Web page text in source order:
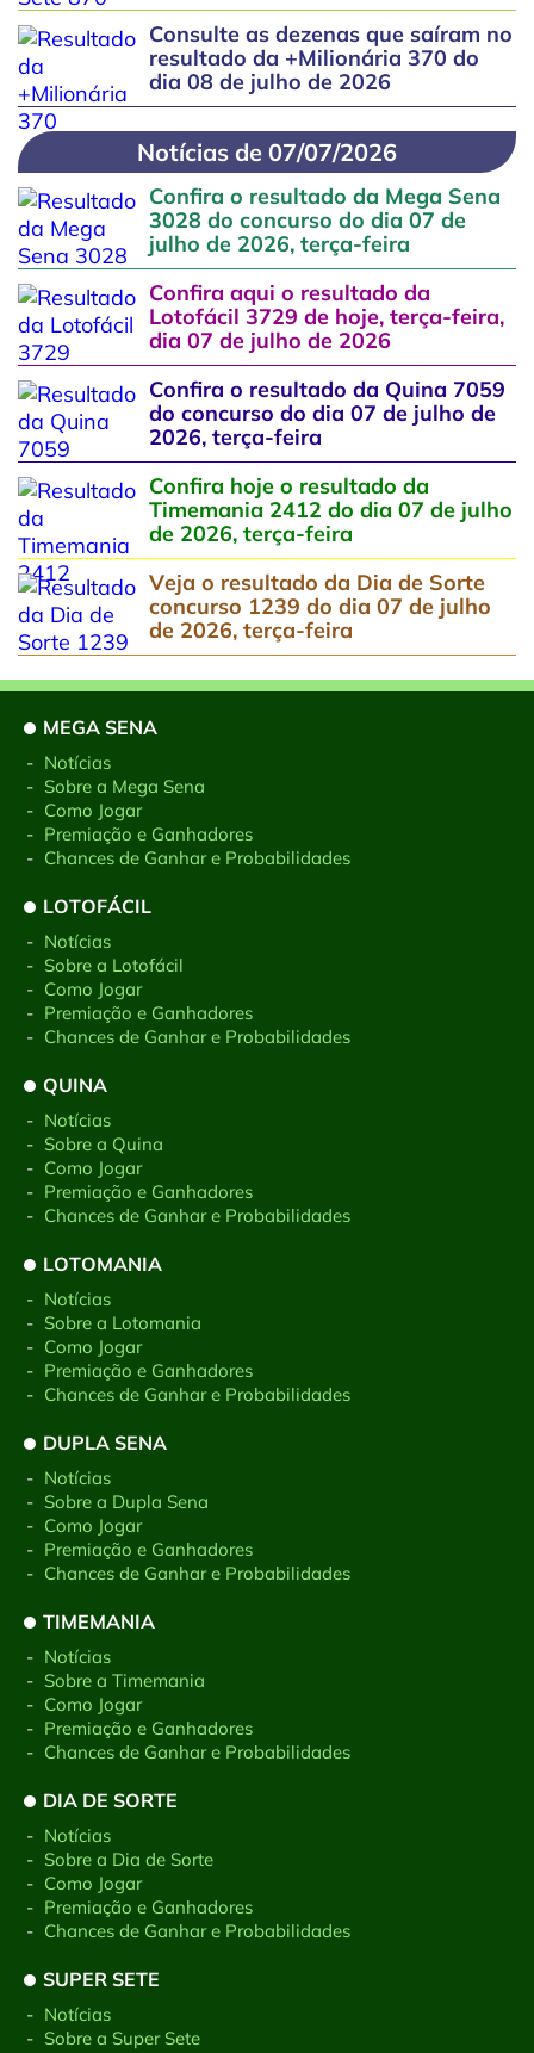
Consulte as dezenas que saíram no
resultado da +Milionária 370 do
dia 08 de julho de 2026
Notícias de 07/07/2026
Confira o resultado da Mega Sena
3028 do concurso do dia 07 de
julho de 2026, terça-feira
Confira aqui o resultado da
Lotofácil 3729 de hoje, terça-feira,
dia 07 de julho de 2026
Confira o resultado da Quina 7059
do concurso do dia 07 de julho de
2026, terça-feira
Confira hoje o resultado da
Timemania 2412 do dia 07 de julho
de 2026, terça-feira
Veja o resultado da Dia de Sorte
concurso 1239 do dia 07 de julho
de 2026, terça-feira
MEGA SENA
- Notícias
- Sobre a Mega Sena
- Como Jogar
- Premiação e Ganhadores
- Chances de Ganhar e Probabilidades
LOTOFÁCIL
- Notícias
- Sobre a Lotofácil
- Como Jogar
- Premiação e Ganhadores
- Chances de Ganhar e Probabilidades
QUINA
- Notícias
- Sobre a Quina
- Como Jogar
- Premiação e Ganhadores
- Chances de Ganhar e Probabilidades
LOTOMANIA
- Notícias
- Sobre a Lotomania
- Como Jogar
- Premiação e Ganhadores
- Chances de Ganhar e Probabilidades
DUPLA SENA
- Notícias
- Sobre a Dupla Sena
- Como Jogar
- Premiação e Ganhadores
- Chances de Ganhar e Probabilidades
TIMEMANIA
- Notícias
- Sobre a Timemania
- Como Jogar
- Premiação e Ganhadores
- Chances de Ganhar e Probabilidades
DIA DE SORTE
- Notícias
- Sobre a Dia de Sorte
- Como Jogar
- Premiação e Ganhadores
- Chances de Ganhar e Probabilidades
SUPER SETE
- Notícias
- Sobre a Super Sete